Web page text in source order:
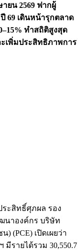
ยน 2569 ฟากผู้
69 เดินหน้ารุกตลาด
ทำสถิติสูงสุด
เพิ่มประสิทธิภาพการ
ะสิทธิ์ศุภผล รอง
นาองค์กร บริษัท
(PCE) เปิดเผยว่า
รายได้รวม 30,550.7